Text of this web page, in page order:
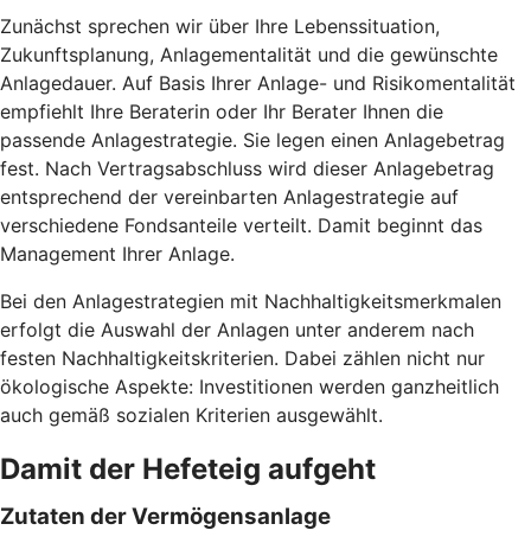
Zunächst sprechen wir über Ihre Lebenssituation,
Zukunftsplanung, Anlagementalität und die gewünschte
Anlagedauer. Auf Basis Ihrer Anlage- und Risikomentalität
empfiehlt Ihre Beraterin oder Ihr Berater Ihnen die
passende Anlagestrategie. Sie legen einen Anlagebetrag
fest. Nach Vertragsabschluss wird dieser Anlagebetrag
entsprechend der vereinbarten Anlagestrategie auf
verschiedene Fondsanteile verteilt. Damit beginnt das
Management Ihrer Anlage.
Bei den Anlagestrategien mit Nachhaltigkeitsmerkmalen
erfolgt die Auswahl der Anlagen unter anderem nach
festen Nachhaltigkeitskriterien. Dabei zählen nicht nur
ökologische Aspekte: Investitionen werden ganzheitlich
auch gemäß sozialen Kriterien ausgewählt.
Damit der Hefeteig aufgeht
Zutaten der Vermögensanlage